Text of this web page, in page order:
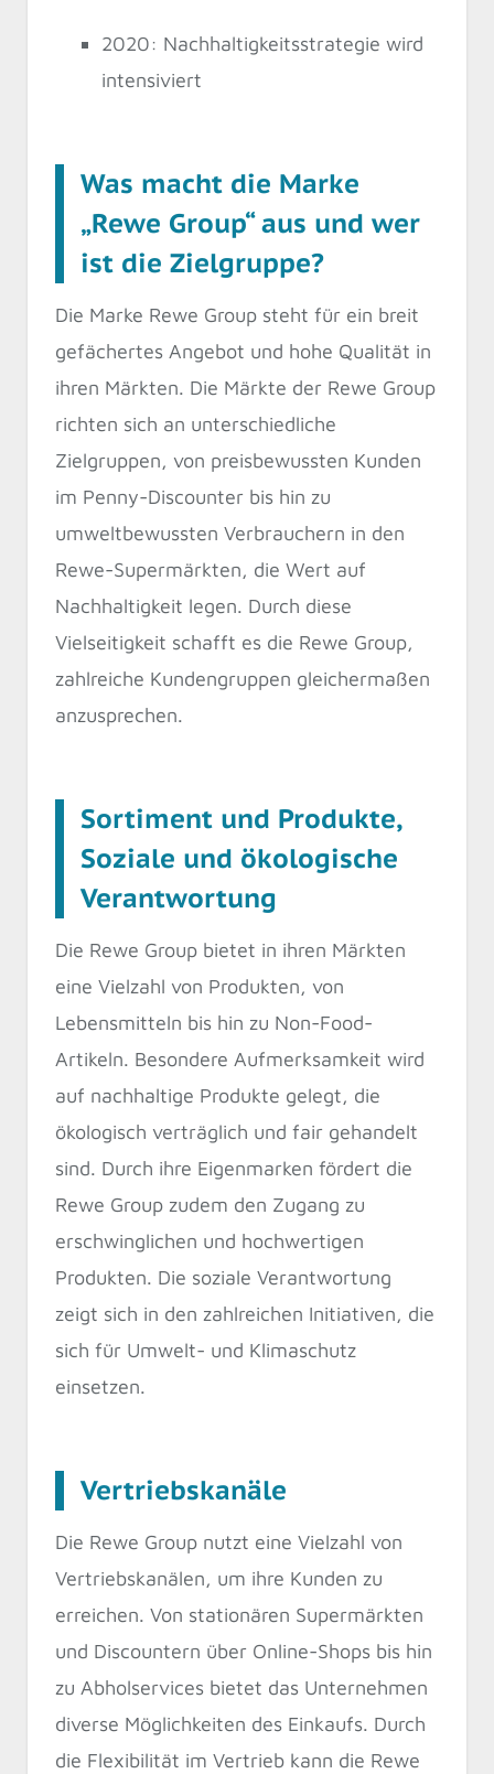
2020: Nachhaltigkeitsstrategie wird
intensiviert
Was macht die Marke
„Rewe Group“ aus und wer
ist die Zielgruppe?
Die Marke Rewe Group steht für ein breit
gefächertes Angebot und hohe Qualität in
ihren Märkten. Die Märkte der Rewe Group
richten sich an unterschiedliche
Zielgruppen, von preisbewussten Kunden
im Penny-Discounter bis hin zu
umweltbewussten Verbrauchern in den
Rewe-Supermärkten, die Wert auf
Nachhaltigkeit legen. Durch diese
Vielseitigkeit schafft es die Rewe Group,
zahlreiche Kundengruppen gleichermaßen
anzusprechen.
Sortiment und Produkte,
Soziale und ökologische
Verantwortung
Die Rewe Group bietet in ihren Märkten
eine Vielzahl von Produkten, von
Lebensmitteln bis hin zu Non-Food-
Artikeln. Besondere Aufmerksamkeit wird
auf nachhaltige Produkte gelegt, die
ökologisch verträglich und fair gehandelt
sind. Durch ihre Eigenmarken fördert die
Rewe Group zudem den Zugang zu
erschwinglichen und hochwertigen
Produkten. Die soziale Verantwortung
zeigt sich in den zahlreichen Initiativen, die
sich für Umwelt- und Klimaschutz
einsetzen.
Vertriebskanäle
Die Rewe Group nutzt eine Vielzahl von
Vertriebskanälen, um ihre Kunden zu
erreichen. Von stationären Supermärkten
und Discountern über Online-Shops bis hin
zu Abholservices bietet das Unternehmen
diverse Möglichkeiten des Einkaufs. Durch
die Flexibilität im Vertrieb kann die Rewe